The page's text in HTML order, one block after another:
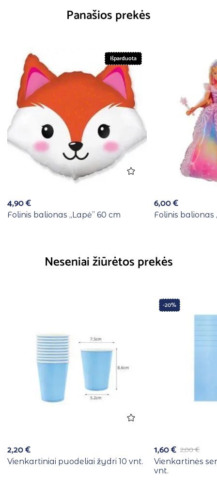
Panašios prekės
Išparduota
4,90€
Folinis balionas ,,Lapė” 60 cm
6,00€
Folinis balionas
Neseniai žiūrėtos prekės
2,20€
Vienkartiniai puodeliai žydri 10 vnt.
-20%
2,00€
1,60€
Vienkartinės
vnt.